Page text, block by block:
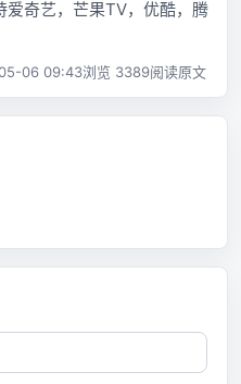
爱奇艺，芒果TV，优酷，腾
06 09:43浏览 3389阅读原文